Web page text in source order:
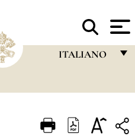
ITALIANO
ITALIANO